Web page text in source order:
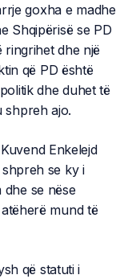
goxha e madhe
Shqipërisë se PD
dhe një
që PD është
dhe duhet të
shpreh ajo.
Enkelejd
se ky i
se nëse
mund të
që statuti i